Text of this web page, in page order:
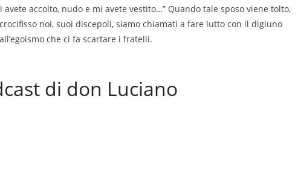
accolto, nudo e mi avete vestito…” Quando tale sposo viene tolto,
noi, suoi discepoli, siamo chiamati a fare lutto con il digiuno
che ci fa scartare i fratelli.
di don Luciano